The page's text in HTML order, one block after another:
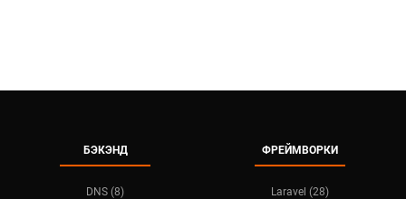
БЭКЭНД
DNS (8)
ФРЕЙМВОРКИ
Laravel (28)